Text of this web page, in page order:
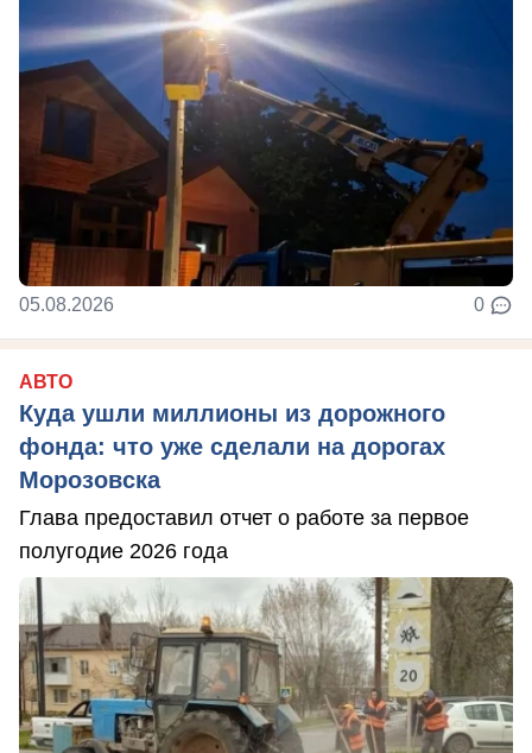
05.08.2026 0
АВТО
Куда ушли миллионы из дорожного
фонда: что уже сделали на дорогах
Морозовска
Глава предоставил отчет о работе за первое
полугодие 2026 года